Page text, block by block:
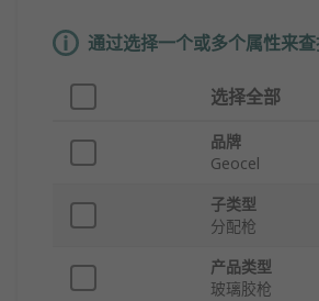
通过选择一个或多个属性来查
选择全部
品牌
Geocel
子类型
分配枪
产品类型
玻璃胶枪